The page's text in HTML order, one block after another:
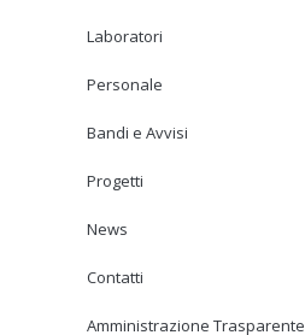
Laboratori
Personale
Bandi e Avvisi
Progetti
News
Contatti
Amministrazione Trasparente